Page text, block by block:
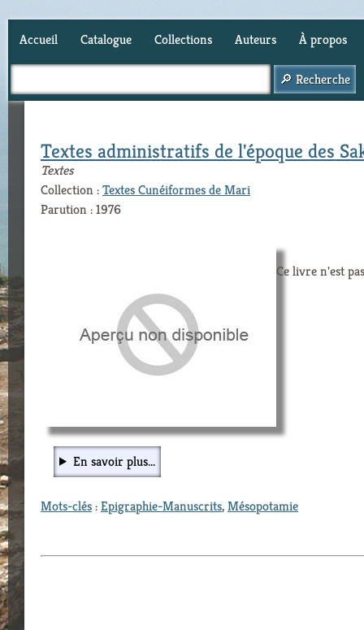
Accueil Catalogue Collections Auteurs À propos
Textes administratifs de l'époque des
Textes
Collection :Textes Cunéiformes de Mari
Parution : 1976
Ce livre n'est
En savoir plus...
Mots-clés:Epigraphie-Manuscrits,Mésopotamie